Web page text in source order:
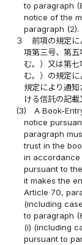
to paragraph
notice of the
paragraph (2).
３
前項の規定
項第三号、第
む。）又は第
む。）の規定
規定により通
ける信託の記載
(3)
A Book-
notice
paragraph
trust in the
in
pursuant to
it makes the
Article 70,
(including
to paragraph
(i) (including
pursuant to